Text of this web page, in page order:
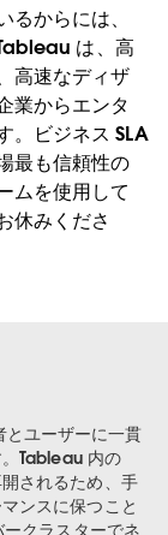
からには、
は、高
高速なディザ
業からエンタ
。ビジネス SLA
最も信頼性の
ムを使用して
休みくださ
ユーザーに一貫
Tableau 内の
されるため、手
ンスに保つこと
クラスターでネ